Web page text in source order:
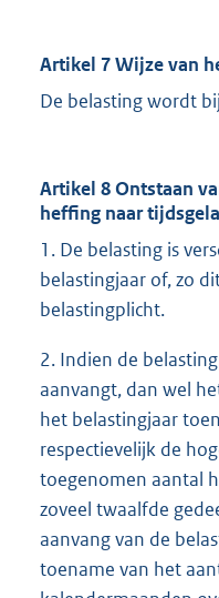
Artikel 7 Wijze van
De belasting wordt
Artikel 8 Ontstaan
heffing naar
1. De belasting is
belastingjaar of, zo
belastingplicht.
2. Indien de
aanvangt, dan wel
het belastingjaar
respectievelijk de
toegenomen aantal
zoveel twaalfde
aanvang van de
toename van het